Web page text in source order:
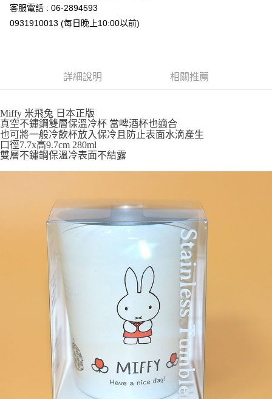
ATM付款
每筆NT$65，滿NT$999(含以上)免運費
每筆NT$65，滿NT$999(含以上)免運費
7-11取貨付款
每筆NT$65，滿NT$999(含以上)免運費
付款後7-11取貨
每筆NT$100，滿NT$999(含以上)免運費
客服電話 : 06-2894593
0931910013 (每日晚上10:00以前)
詳細說明 相關推薦
Miffy 米飛兔 日本正版
真空不鏽鋼雙層保溫冷杯 當啤酒杯也適合
也可將一般冷飲杯放入保冷且防止表面水滴產生
口徑7.7x高9.7cm 280ml
雙層不鏽鋼保溫冷表面不結露